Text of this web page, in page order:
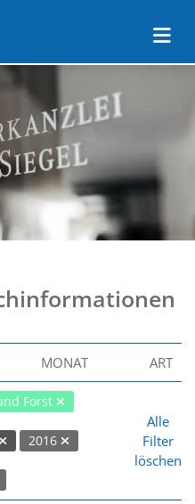
MONAT ART
Forst
2016
Alle
Filter
löschen